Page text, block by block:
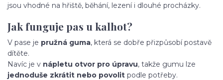
jsou vhodné na hřiště, běhání, lezení i dlouhé procházky.
Jak funguje pas u kalhot?
V pase je pružná guma, která se dobře přizpůsobí postavě
dítěte.
Navíc je v nápletu otvor pro úpravu, takže gumu lze
jednoduše zkrátit nebo povolit podle potřeby.